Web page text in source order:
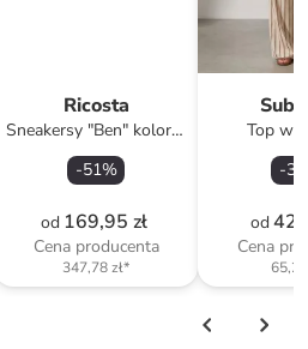
Ricosta
Sneakersy "Ben" kolorze
szarym
-51%
od 169,95 zł
Cena producenta
347,78 zł*
Top w
-34
od
Cena
65,21